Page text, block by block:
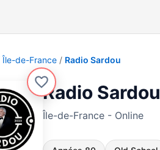
Île-de-France Radio Sardou
Radio Sardou
Île-de-France - Online